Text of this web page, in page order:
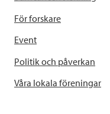
För forskare
Event
Politik och påverkan
Våra lokala föreningar